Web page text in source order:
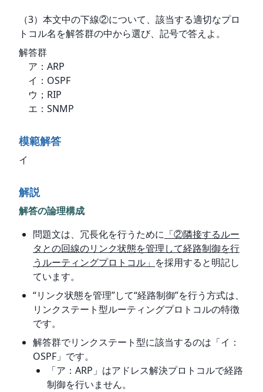
（3）本文中の下線②について、該当する適切なプロ
トコル名を解答群の中から選び、記号で答えよ。
解答群
ア：ARP
イ：OSPF
ウ；RIP
エ：SNMP
模範解答
イ
解説
解答の論理構成
問題文は、冗長化を行うために 「②隣接するルー
タとの回線のリンク状態を管理して経路制御を行
うルーティングプロトコル」 を採用すると明記し
ています。
“リンク状態を管理”して“経路制御”を行う方式は、
リンクステート型ルーティングプロトコルの特徴
です。
解答群でリンクステート型に該当するのは「イ：
OSPF」です。
「ア：ARP」はアドレス解決プロトコルで経路
制御を行いません。